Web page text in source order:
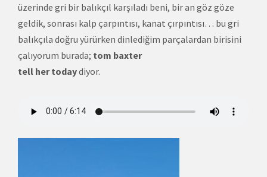
üzerinde gri bir balıkçıl karşıladı beni, bir an göz göze
geldik, sonrası kalp çarpıntısı, kanat çırpıntısı… bu gri
balıkçıla doğru yürürken dinlediğim parçalardan birisini
çalıyorum burada; tom baxter
tell her todaydiyor.